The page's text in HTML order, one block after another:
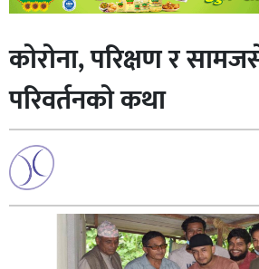
काेराेना, परिक्षण र
परिवर्तनकाे कथा